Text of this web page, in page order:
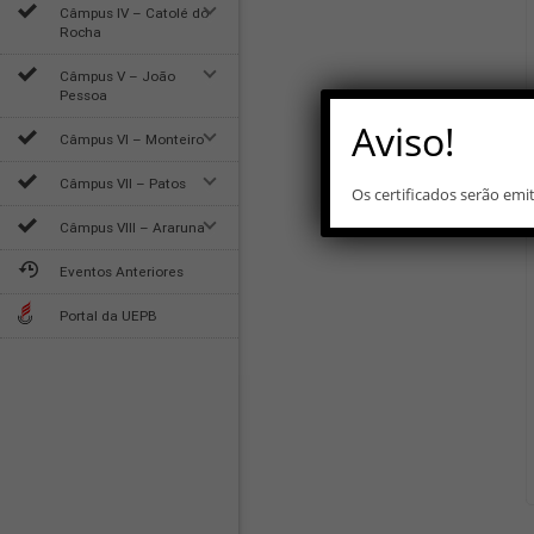
Câmpus IV – Catolé do
Rocha
Câmpus V – João
Pessoa
Câmpus VI – Monteiro
Câmpus VII – Patos
Câmpus VIII – Araruna
Eventos Anteriores
Portal da UEPB
Aviso!
Os certificados serão